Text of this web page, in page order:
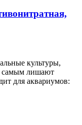
культуры,
самым лишают
для аквариумов: